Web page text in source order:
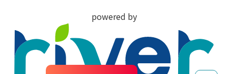
powered by